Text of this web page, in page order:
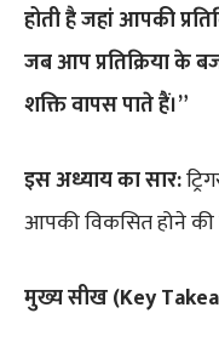
होती है जहां आपकी
जब आप प्रतिक्रिया के
शक्ति वापस पाते हैं।”
इस अध्याय का सार:
आपकी विकसित होने की
मुख्य सीख (Key